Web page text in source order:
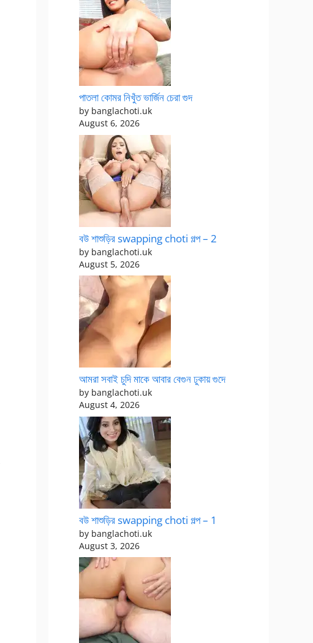
পাতলা কোমর নিখুঁত ভার্জিন চেরা গুদ
by banglachoti.uk
August 6, 2026
বউ শাশুড়ির swapping choti গল্প – 2
by banglachoti.uk
August 5, 2026
আমরা সবাই চুদি মাকে আবার বেগুন ঢুকায় গুদে
by banglachoti.uk
August 4, 2026
বউ শাশুড়ির swapping choti গল্প – 1
by banglachoti.uk
August 3, 2026